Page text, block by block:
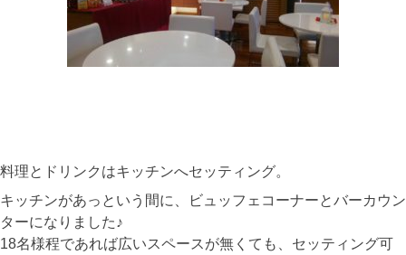
料理とドリンクはキッチンへセッティング。
キッチンがあっという間に、ビュッフェコーナーとバーカウン
ターになりました♪
18名様程であれば広いスペースが無くても、セッティング可